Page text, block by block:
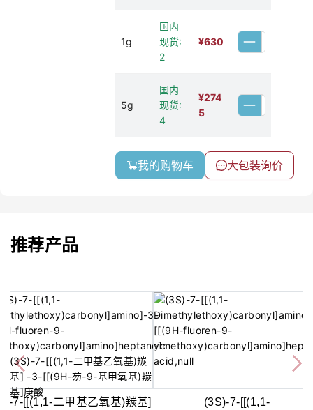
1g
国内
现货:
2
¥630
5g
国内
现货:
4
¥274
5
我的购物车 大包装询价
推荐产品
7-[[(1,1-二甲基乙氧基)羰基]
(3S)-7-[[(1,1-